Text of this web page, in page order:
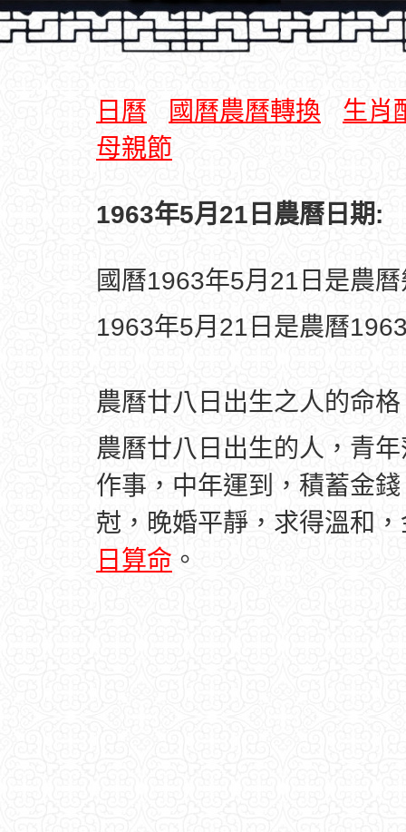
日曆 國曆農曆轉換
生肖
母親節
1963年5月21日農曆日期:
國曆1963年5月21日是農
1963年5月21日是農曆
農曆廿八日出生之人的命
農曆廿八日出生的人，青
作事，中年運到，積蓄金
尅，晚婚平靜，求得溫和
日算命 。